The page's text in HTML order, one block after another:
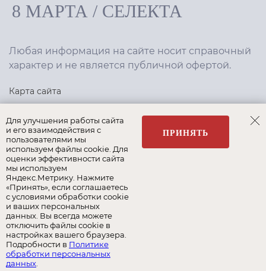
8 МАРТА / СЕЛЕКТА
Любая информация на сайте носит справочный
характер и не является публичной офертой.
Карта сайта
Политика конфиденциальности
Создание сайта,интернет-маркетинг
Наши бренды:
8 Марта Селекта
Albert&Shtein
Для улучшения работы сайта
и его взаимодействия с
пользователями мы
используем файлы cookie. Для
оценки эффективности сайта
мы используем
Яндекс.Метрику. Нажмите
«Принять», если соглашаетесь
с условиями обработки cookie
и ваших персональных
данных. Вы всегда можете
отключить файлы cookie в
настройках вашего браузера.
Подробности в Политике
обработки персональных
данных
ПРИНЯТЬ